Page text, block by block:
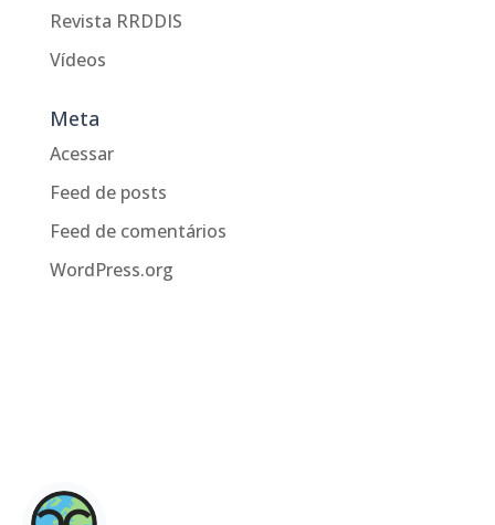
Revista RRDDIS
Vídeos
Meta
Acessar
Feed de posts
Feed de comentários
WordPress.org